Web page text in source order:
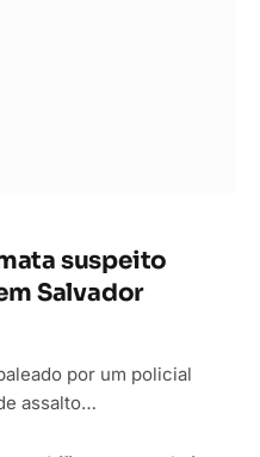
suspeito
Salvador
por um policial
assalto…